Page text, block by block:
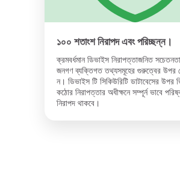
১০০ শতাংশ নিরাপদ এবং পরিচ্ছন্ন।
ক্রমবর্ধমান ডিভাইস নিরাপত্তাজনিত
জনগণ ব্যক্তিগত তথ্যসমূহের গুরুত্বের উপর
ন। ডিভাইস টি সিকিউরিটি ডাটাবেসের উপর
কঠোর নিরাপত্তার অধীক্ষনে সম্পূর্ন ভাবে
নিরাপদ থাকবে।